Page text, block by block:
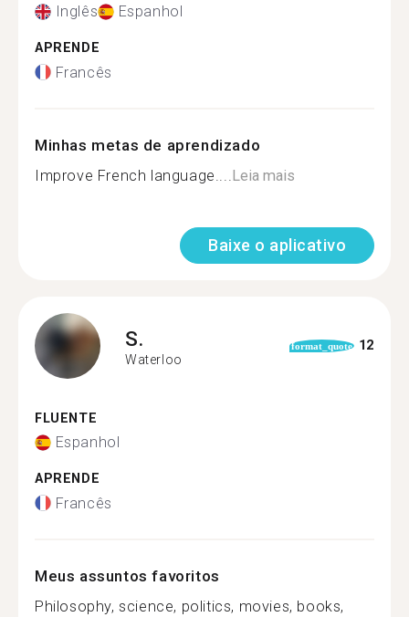
Inglês Espanhol
APRENDE
Francês
Minhas metas de aprendizado
Improve French language.... Leia mais
Baixe o aplicativo
S.
Waterloo
format_quote 12
FLUENTE
Espanhol
APRENDE
Francês
Meus assuntos favoritos
Philosophy, science, politics, movies, books,